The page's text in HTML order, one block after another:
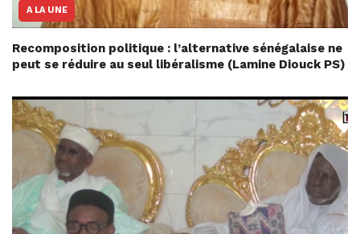
A LA UNE
Recomposition politique : l’alternative sénégalaise ne
peut se réduire au seul libéralisme (Lamine Diouck PS)